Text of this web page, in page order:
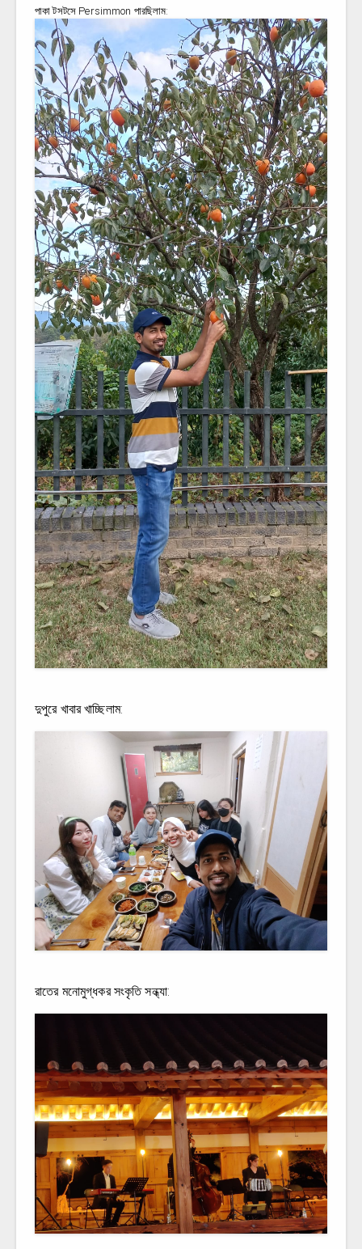
পাকা টসটসে Persimmon পারছিলাম:
দুপুরে খাবার খাচ্ছিলাম:
রাতের মনোমুগ্ধকর সংকৃতি সন্ধ্যা: